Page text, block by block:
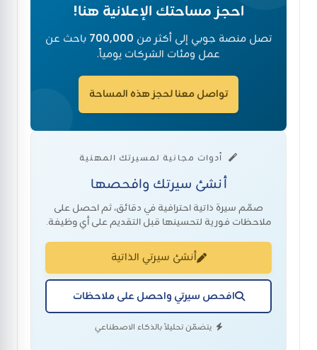
احجز مساحتك الإعلانية هنا!
تصل منصة جوبي إلى أكثر من 700,000 باحث عن
عمل ومئات الشركات يومياً.
تواصل معنا لحجز هذه المساحة
أدوات مجانية لمسيرتك المهنية
أنشئ سيرتك وافحصها
صمّم سيرة ذاتية احترافية في دقائق، ثم احصل على
ملاحظات فورية لتحسينها قبل التقديم على أي وظيفة.
أنشئ سيرتي الذاتية
افحص سيرتي واحصل على ملاحظات
يتضمّن تحليلاً بالذكاء الاصطناعي